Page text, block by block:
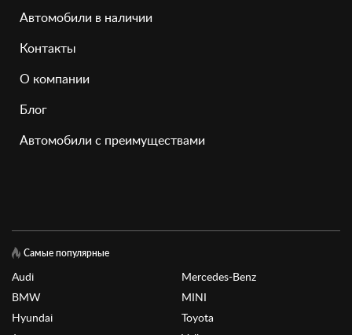
Автомобили в наличии
Контакты
О компании
Блог
Автомобили с преимуществами
Самые популярные
Audi
BMW
Hyundai
Mercedes-Benz
MINI
Toyota